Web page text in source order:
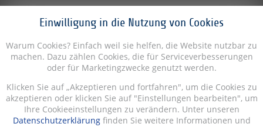
Einwilligung in die Nutzung von Cookies
Warum Cookies? Einfach weil sie helfen, die Website nutzbar zu
machen. Dazu zählen Cookies, die für Serviceverbesserungen
oder für Marketingzwecke genutzt werden.
Klicken Sie auf „Akzeptieren und fortfahren", um die Cookies zu
akzeptieren oder klicken Sie auf "Einstellungen bearbeiten", um
Ihre Cookieeinstellungen zu verändern. Unter unseren
Datenschutzerklärungfinden Sie weitere Informationen und